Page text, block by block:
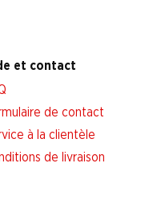
et contact
de contact
à la clientèle
de livraison